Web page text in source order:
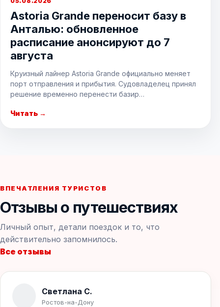
Astoria Grande переносит базу в
Анталью: обновленное
расписание анонсируют до 7
августа
Круизный лайнер Astoria Grande официально меняет
порт отправления и прибытия. Судовладелец принял
решение временно перенести базир…
Читать →
ВПЕЧАТЛЕНИЯ ТУРИСТОВ
Отзывы о путешествиях
Личный опыт, детали поездок и то, что
действительно запомнилось.
Все отзывы
Светлана С.
Ростов-на-Дону